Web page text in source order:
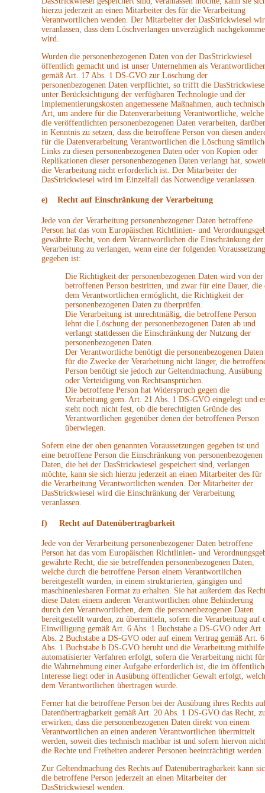
hierzu jederzeit an einen Mitarbeiter des für die Verarbeitung
Verantwortlichen wenden. Der Mitarbeiter der DasStrickwiesel
veranlassen, dass dem Löschverlangen unverzüglich
wird.
Wurden die personenbezogenen Daten von der DasStrickwiesel
öffentlich gemacht und ist unser Unternehmen als Verantwortlicher
gemäß Art. 17 Abs. 1 DS-GVO zur Löschung der
personenbezogenen Daten verpflichtet, so trifft die
unter Berücksichtigung der verfügbaren Technologie und der
Implementierungskosten angemessene Maßnahmen, auch
Art, um andere für die Datenverarbeitung Verantwortliche, welche
die veröffentlichten personenbezogenen Daten verarbeiten, darüber
in Kenntnis zu setzen, dass die betroffene Person von diesen
für die Datenverarbeitung Verantwortlichen die Löschung
Links zu diesen personenbezogenen Daten oder von Kopien oder
Replikationen dieser personenbezogenen Daten verlangt hat,
die Verarbeitung nicht erforderlich ist. Der Mitarbeiter der
DasStrickwiesel wird im Einzelfall das Notwendige veranlassen.
e) Recht auf Einschränkung der Verarbeitung
Jede von der Verarbeitung personenbezogener Daten betroffene
Person hat das vom Europäischen Richtlinien- und
gewährte Recht, von dem Verantwortlichen die Einschränkung der
Verarbeitung zu verlangen, wenn eine der folgenden
gegeben ist:
Die Richtigkeit der personenbezogenen Daten wird von der
betroffenen Person bestritten, und zwar für eine Dauer, die
dem Verantwortlichen ermöglicht, die Richtigkeit der
personenbezogenen Daten zu überprüfen.
Die Verarbeitung ist unrechtmäßig, die betroffene Person
lehnt die Löschung der personenbezogenen Daten ab und
verlangt stattdessen die Einschränkung der Nutzung der
personenbezogenen Daten.
Der Verantwortliche benötigt die personenbezogenen Daten
für die Zwecke der Verarbeitung nicht länger, die
Person benötigt sie jedoch zur Geltendmachung, Ausübung
oder Verteidigung von Rechtsansprüchen.
Die betroffene Person hat Widerspruch gegen die
Verarbeitung gem. Art. 21 Abs. 1 DS-GVO eingelegt und
steht noch nicht fest, ob die berechtigten Gründe des
Verantwortlichen gegenüber denen der betroffenen Person
überwiegen.
Sofern eine der oben genannten Voraussetzungen gegeben ist und
eine betroffene Person die Einschränkung von personenbezogenen
Daten, die bei der DasStrickwiesel gespeichert sind, verlangen
möchte, kann sie sich hierzu jederzeit an einen Mitarbeiter des für
die Verarbeitung Verantwortlichen wenden. Der Mitarbeiter der
DasStrickwiesel wird die Einschränkung der Verarbeitung
veranlassen.
f) Recht auf Datenübertragbarkeit
Jede von der Verarbeitung personenbezogener Daten betroffene
Person hat das vom Europäischen Richtlinien- und
gewährte Recht, die sie betreffenden personenbezogenen Daten,
welche durch die betroffene Person einem Verantwortlichen
bereitgestellt wurden, in einem strukturierten, gängigen und
maschinenlesbaren Format zu erhalten. Sie hat außerdem das
diese Daten einem anderen Verantwortlichen ohne Behinderung
durch den Verantwortlichen, dem die personenbezogenen Daten
bereitgestellt wurden, zu übermitteln, sofern die Verarbeitung auf
Einwilligung gemäß Art. 6 Abs. 1 Buchstabe a DS-GVO oder Art.
Abs. 2 Buchstabe a DS-GVO oder auf einem Vertrag gemäß Art. 6
Abs. 1 Buchstabe b DS-GVO beruht und die Verarbeitung mithilfe
automatisierter Verfahren erfolgt, sofern die Verarbeitung nicht für
die Wahrnehmung einer Aufgabe erforderlich ist, die im
Interesse liegt oder in Ausübung öffentlicher Gewalt erfolgt,
dem Verantwortlichen übertragen wurde.
Ferner hat die betroffene Person bei der Ausübung ihres Rechts
Datenübertragbarkeit gemäß Art. 20 Abs. 1 DS-GVO das Recht,
erwirken, dass die personenbezogenen Daten direkt von einem
Verantwortlichen an einen anderen Verantwortlichen übermittelt
werden, soweit dies technisch machbar ist und sofern hiervon nicht
die Rechte und Freiheiten anderer Personen beeinträchtigt werden.
Zur Geltendmachung des Rechts auf Datenübertragbarkeit kann
die betroffene Person jederzeit an einen Mitarbeiter der
DasStrickwiesel wenden.